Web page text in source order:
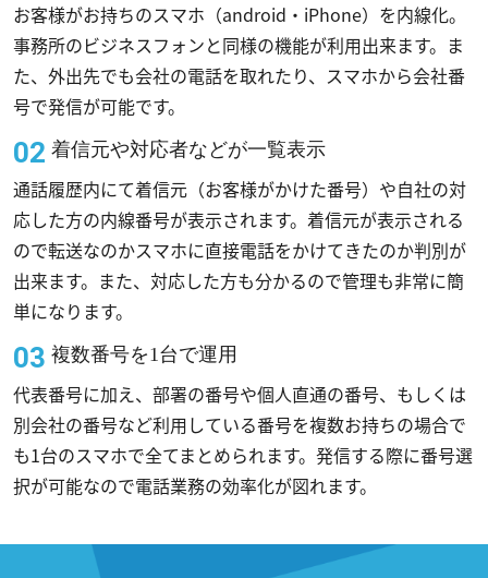
お客様がお持ちのスマホ（android・iPhone）を内線化。
事務所のビジネスフォンと同様の機能が利用出来ます。ま
た、外出先でも会社の電話を取れたり、スマホから会社番
号で発信が可能です。
着信元や対応者などが一覧表示
通話履歴内にて着信元（お客様がかけた番号）や自社の対
応した方の内線番号が表示されます。着信元が表示される
ので転送なのかスマホに直接電話をかけてきたのか判別が
出来ます。また、対応した方も分かるので管理も非常に簡
単になります。
複数番号を1台で運用
代表番号に加え、部署の番号や個人直通の番号、もしくは
別会社の番号など利用している番号を複数お持ちの場合で
も1台のスマホで全てまとめられます。発信する際に番号選
択が可能なので電話業務の効率化が図れます。